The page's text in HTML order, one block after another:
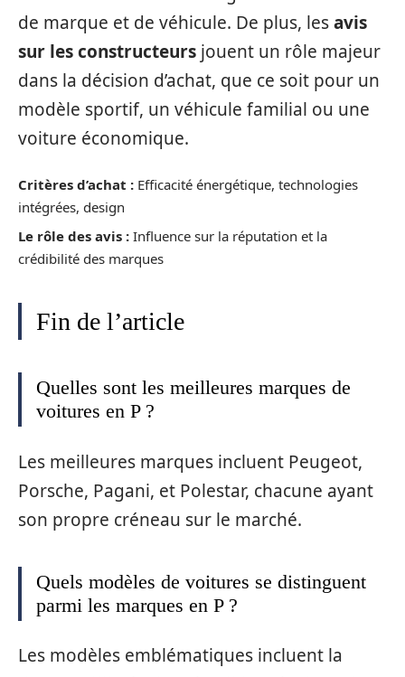
de marque et de véhicule. De plus, lesavis
sur les constructeurs jouent un rôle majeur
dans la décision d’achat, que ce soit pour un
modèle sportif, un véhicule familial ou une
voiture économique.
Critères d’achat : Efficacité énergétique, technologies
intégrées, design
Le rôle des avis : Influence sur la réputation et la
crédibilité des marques
Fin de l’article
Quelles sont les meilleures marques de
voitures en P ?
Les meilleures marques incluent Peugeot,
Porsche, Pagani, et Polestar, chacune ayant
son propre créneau sur le marché.
Quels modèles de voitures se distinguent
parmi les marques en P ?
Les modèles emblématiques incluent la